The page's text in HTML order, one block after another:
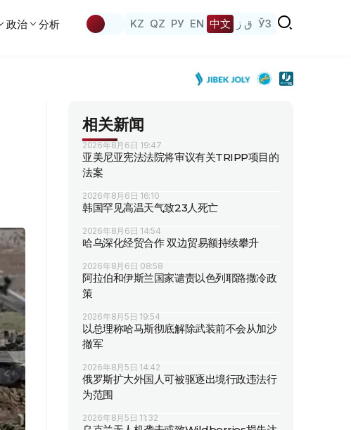
政治 分析 KZ QZ РУ EN 中文 ق ز ЎЗ
相关新闻
2026年8月6日 19:47
亚美尼亚宪法法院将审议有关TRIPP项目的
法案
2026年8月6日 16:10
韩国罕见高温天气致23人死亡
2026年8月6日 14:54
哈乌深化经贸合作 双边贸易额持续攀升
2026年8月6日 08:58
阿拉伯和伊斯兰国家谴责以色列耶路撒冷政
策
2026年8月5日 19:54
以总理称哈马斯彻底解除武装前不会从加沙
撤军
2026年8月5日 14:42
俄罗斯扩大外国人可被驱逐出境行政违法行
为范围
2026年8月5日 11:32